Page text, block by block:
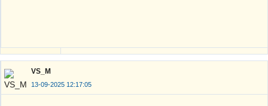
VS_M
13-09-2025 12:17:05